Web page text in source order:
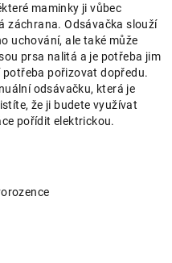
maminky ji vůbec
záchrana. Odsávačka slouží
uchování, ale také může
prsa nalitá a je potřeba jim
pořizovat dopředu.
odsávačku, která je
že ji budete využívat
pořídit elektrickou.